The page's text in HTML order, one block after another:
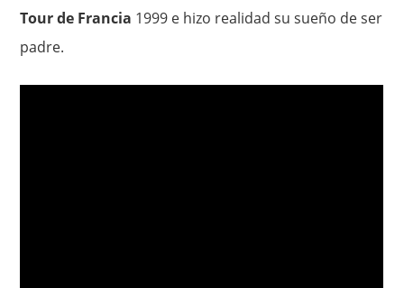
Tour de Francia 1999 e hizo realidad su sueño de ser
padre.